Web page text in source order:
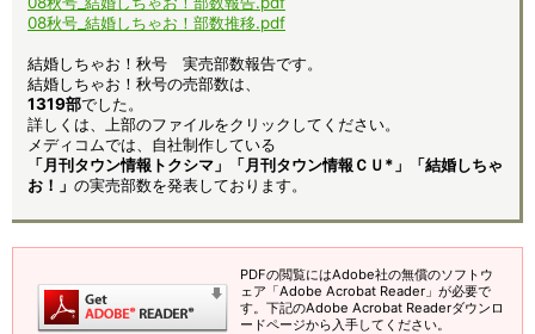
08秋号_結婚しちゃお！部数推移.pdf
結婚しちゃお！秋号 実売部数報告です。
結婚しちゃお！秋号の売部数は、
1319部でした。
詳しくは、上部のファイルをクリックしてください。
メディコムでは、自社制作している
「月刊タウン情報トクシマ」「月刊タウン情報ＣＵ*」「結婚しちゃ
お！」 の実売部数を発表しております。
PDFの閲覧にはAdobe社の無償のソフトウ
ェア「Adobe Acrobat Reader」が必要で
す。下記のAdobe Acrobat Readerダウンロ
ードページから入手してください。